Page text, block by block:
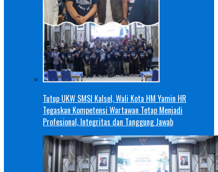
Tutup UKW SMSI Kalsel, Wali Kota HM Yamin HR
Tegaskan Kompetensi Wartawan Tetap Menjadi
Profesional, Integritas dan Tanggung Jawab